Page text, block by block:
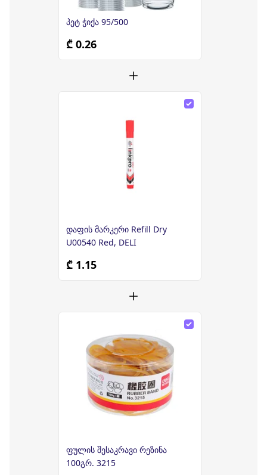
პეტ ჭიქა 95/500
₾ 0.26
დაფის მარკერი Refill Dry
U00540 Red, DELI
₾ 1.15
ფულის შესაკრავი რეზინა
100გრ. 3215